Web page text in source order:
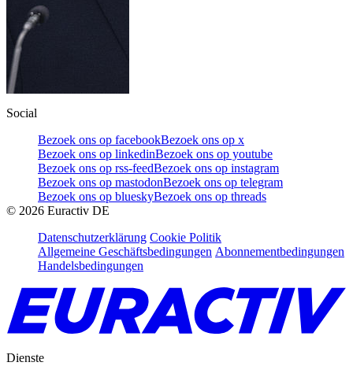
Social
Bezoek ons op facebookBezoek ons op x
Bezoek ons op linkedinBezoek ons op youtube
Bezoek ons op rss-feedBezoek ons op instagram
Bezoek ons op mastodonBezoek ons op telegram
Bezoek ons op blueskyBezoek ons op threads
© 2026 Euractiv DE
Datenschutzerklärung Cookie Politik
Allgemeine Geschäftsbedingungen Abonnementbedingungen
Handelsbedingungen
Dienste